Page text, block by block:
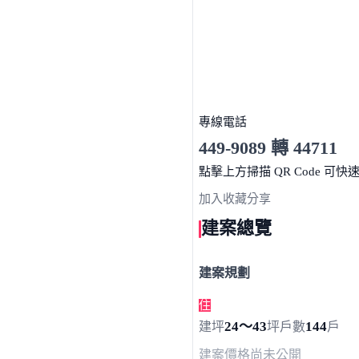
專線電話
449-9089 轉 44711
服務時間 10:00～19:00
點擊上方掃描 QR Code 可快
加入收藏分享
建案總覽
建案規劃
住
建坪24～43坪戶數144戶
建案價格尚未公開